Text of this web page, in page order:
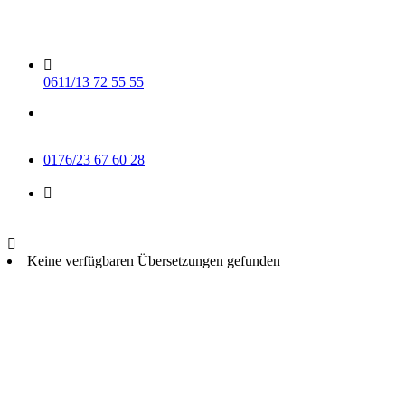
0611/13 72 55 55
0176/23 67 60 28
Keine verfügbaren Übersetzungen gefunden